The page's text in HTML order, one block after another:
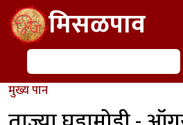
Skip to main contentमिसळपाव
शोध
मुख्य पान